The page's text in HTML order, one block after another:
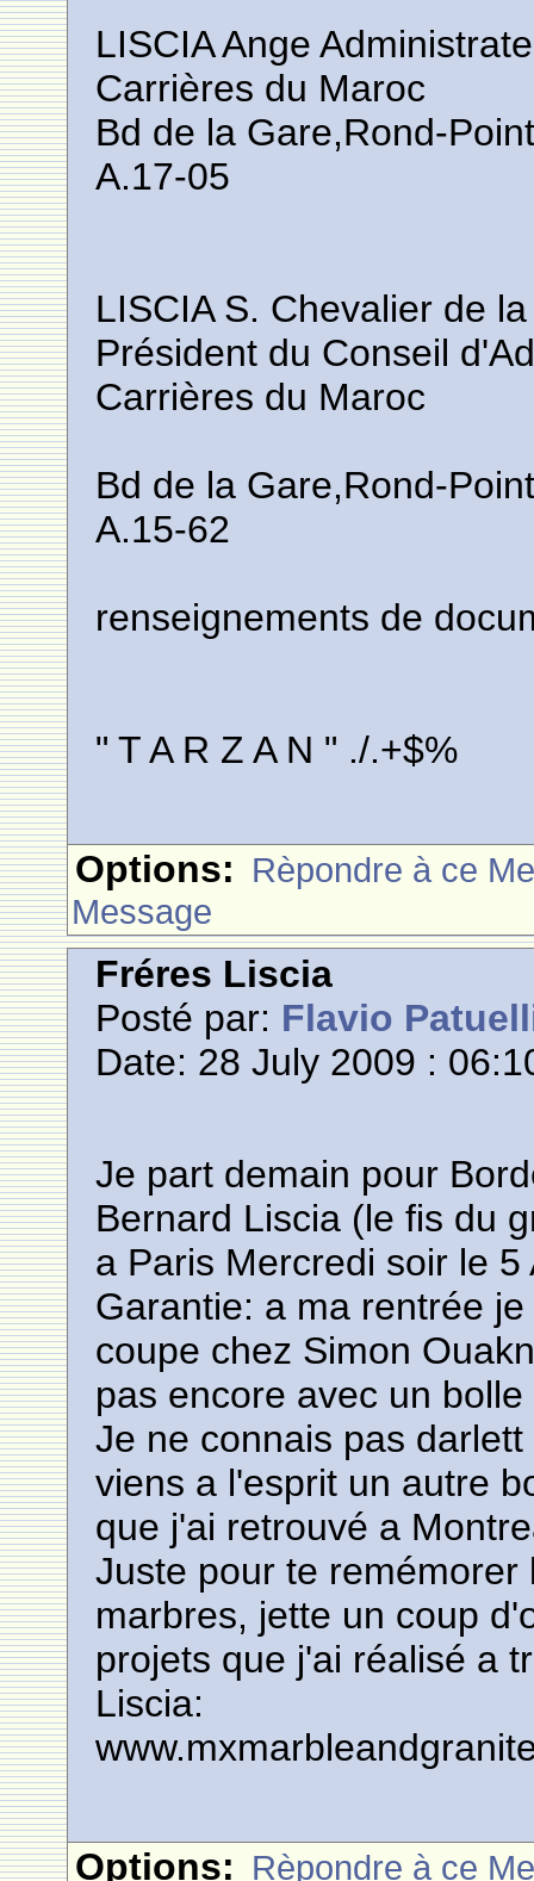
LISCIA Ange
Carrières du Maroc
Bd de la Gare,Rond-
A.17-05
LISCIA S. Chevalier de
Président du Conseil
Carrières du Maroc
Bd de la Gare,Rond-
A.15-62
renseignements de
" T A R Z A N " ./.+$%
Options: Rèpondre à ce
Message
Fréres Liscia
Posté par: Flavio
Date: 28 July 2009 :
Je part demain pour
Bernard Liscia (le fis du
a Paris Mercredi soir le 5
Garantie: a ma rentrée
coupe chez Simon
pas encore avec un
Je ne connais pas
viens a l'esprit un autre
que j'ai retrouvé a
Juste pour te
marbres, jette un coup
projets que j'ai réalisé a
Liscia:
Options: Rèpondre à ce